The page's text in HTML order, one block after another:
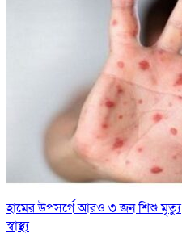
হামের উপসর্গে আরও ৩ জন শিশু মৃত্যু
স্বাস্থ্য